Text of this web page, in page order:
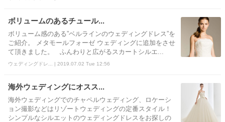
ボリュームのあるチュール...
ボリューム感のある”ベルラインのウェディングドレス”を
ご紹介。 メタモールフォーゼ ウェディングに追加をさせ
て頂きました。 ふんわりと広がるスカートシルエ...
ウェディングドレ... | 2019.07.02 Tue 12:56
海外ウェディングにオスス...
海外ウェディングでのチャペルウェディング、ロケーシ
ョン撮影などはリゾートウェディングの定番スタイル！
シンプルなシルエットのウェディングドレスをお探しの